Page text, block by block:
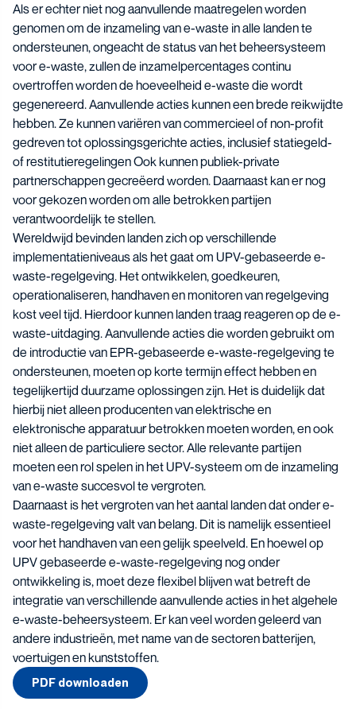
Als er echter niet nog aanvullende maatregelen worden
genomen om de inzameling van e-waste in alle landen te
ondersteunen, ongeacht de status van het beheersysteem
voor e-waste, zullen de inzamelpercentages continu
overtroffen worden de hoeveelheid e-waste die wordt
gegenereerd. Aanvullende acties kunnen een brede reikwijdte
hebben. Ze kunnen variëren van commercieel of non-profit
gedreven tot oplossingsgerichte acties, inclusief statiegeld-
of restitutieregelingen Ook kunnen publiek-private
partnerschappen gecreëerd worden. Daarnaast kan er nog
voor gekozen worden om alle betrokken partijen
verantwoordelijk te stellen.
Wereldwijd bevinden landen zich op verschillende
implementatieniveaus als het gaat om UPV-gebaseerde e-
waste-regelgeving. Het ontwikkelen, goedkeuren,
operationaliseren, handhaven en monitoren van regelgeving
kost veel tijd. Hierdoor kunnen landen traag reageren op de e-
waste-uitdaging. Aanvullende acties die worden gebruikt om
de introductie van EPR-gebaseerde e-waste-regelgeving te
ondersteunen, moeten op korte termijn effect hebben en
tegelijkertijd duurzame oplossingen zijn. Het is duidelijk dat
hierbij niet alleen producenten van elektrische en
elektronische apparatuur betrokken moeten worden, en ook
niet alleen de particuliere sector. Alle relevante partijen
moeten een rol spelen in het UPV-systeem om de inzameling
van e-waste succesvol te vergroten.
Daarnaast is het vergroten van het aantal landen dat onder e-
waste-regelgeving valt van belang. Dit is namelijk essentieel
voor het handhaven van een gelijk speelveld. En hoewel op
UPV gebaseerde e-waste-regelgeving nog onder
ontwikkeling is, moet deze flexibel blijven wat betreft de
integratie van verschillende aanvullende acties in het algehele
e-waste-beheersysteem. Er kan veel worden geleerd van
andere industrieën, met name van de sectoren batterijen,
voertuigen en kunststoffen.
PDF downloaden